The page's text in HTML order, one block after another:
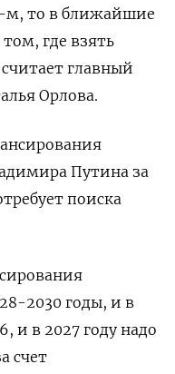
м, то в ближайшие
где взять
главный
Орлова.
Путина за
поиска
2030 годы, и в
и в 2027 году надо
счет